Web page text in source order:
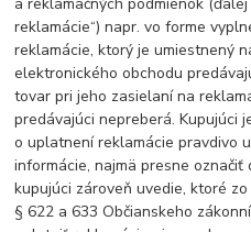
a reklamačných podmienok
reklamácie“) napr. vo forme
reklamácie, ktorý je umiestnený
elektronického obchodu
tovar pri jeho zasielaní na
predávajúci nepreberá. Kupujúci
o uplatnení reklamácie pravdivo
informácie, najmä presne
kupujúci zároveň uvedie, ktoré
§ 622 a 633 Občianskeho